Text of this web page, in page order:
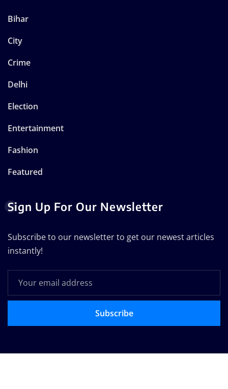
Bihar
City
Crime
Delhi
Election
Entertainment
Fashion
Featured
Sign Up For Our Newsletter
Subscribe to our newsletter to get our newest articles
instantly!
Subscribe